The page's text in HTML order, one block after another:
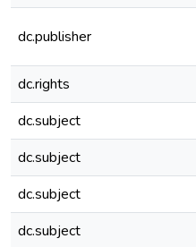
dc.publisher
dc.rights
dc.subject
dc.subject
dc.subject
dc.subject